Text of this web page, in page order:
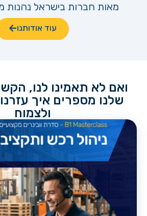
מאות חברות בישראל נהנות
עוד אודותנו
ואם לא תאמינו לנו,
שלנו מספרים איך
ולצמוח